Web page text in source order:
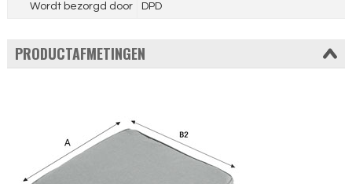
Wordt bezorgd door DPD
PRODUCTAFMETINGEN